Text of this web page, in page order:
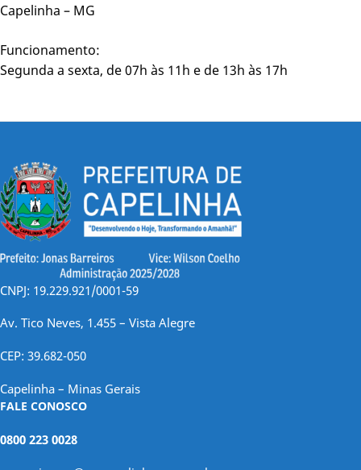
Capelinha – MG
Funcionamento:
Segunda a sexta, de 07h às 11h e de 13h às 17h
CNPJ: 19.229.921/0001-59
Av. Tico Neves, 1.455 – Vista Alegre
CEP: 39.682-050
Capelinha – Minas Gerais
FALE CONOSCO
0800 223 0028